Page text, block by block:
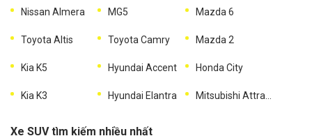
Nissan Almera MG5 Mazda 6
Toyota Altis Toyota Camry Mazda 2
Kia K5 Hyundai Accent Honda City
Kia K3 Hyundai Elantra
Xe SUV tìm kiếm nhiều nhất